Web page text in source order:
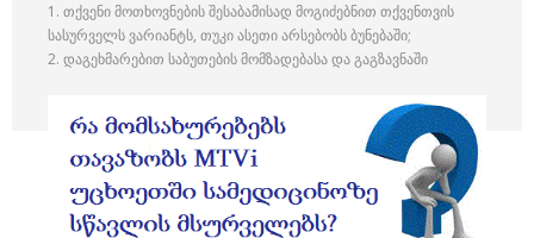
1. თქვენი მოთხოვნების შესაბამისად მოგიძებნით თქვენთვის
სასურველს ვარიანტს, თუკი ასეთი არსებობს ბუნებაში;
2. დაგეხმარებით საბუთების მომზადებასა და გაგზავნაში